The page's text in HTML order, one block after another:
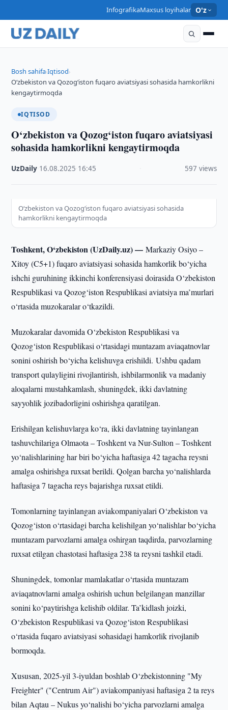
InfografikaMaxsus loyihalar O'z
Bosh sahifa›Iqtisod›
O‘zbekiston va Qozog‘iston fuqaro aviatsiyasi sohasida hamkorlikni
kengaytirmoqda
IQTISOD
O‘zbekiston va Qozog‘iston fuqaro aviatsiyasi
sohasida hamkorlikni kengaytirmoqda
UzDaily 16.08.2025 16:45 597 views
O‘zbekiston va Qozog‘iston fuqaro aviatsiyasi sohasida
hamkorlikni kengaytirmoqda
Toshkent, O‘zbekiston (UzDaily.uz) —Markaziy Osiyo –
Xitoy (C5+1) fuqaro aviatsiyasi sohasida hamkorlik bo‘yicha
ishchi guruhining ikkinchi konferensiyasi doirasida O‘zbekiston
Respublikasi va Qozog‘iston Respublikasi aviatsiya ma’murlari
o‘rtasida muzokaralar o‘tkazildi.
Muzokaralar davomida O‘zbekiston Respublikasi va
Qozog‘iston Respublikasi o‘rtasidagi muntazam aviaqatnovlar
sonini oshirish bo‘yicha kelishuvga erishildi. Ushbu qadam
transport qulayligini rivojlantirish, ishbilarmonlik va madaniy
aloqalarni mustahkamlash, shuningdek, ikki davlatning
sayyohlik jozibadorligini oshirishga qaratilgan.
Erishilgan kelishuvlarga ko‘ra, ikki davlatning tayinlangan
tashuvchilariga Olmaota – Toshkent va Nur-Sulton – Toshkent
yo‘nalishlarining har biri bo‘yicha haftasiga 42 tagacha reysni
amalga oshirishga ruxsat berildi. Qolgan barcha yo‘nalishlarda
haftasiga 7 tagacha reys bajarishga ruxsat etildi.
Tomonlarning tayinlangan aviakompaniyalari O‘zbekiston va
Qozog‘iston o‘rtasidagi barcha kelishilgan yo‘nalishlar bo‘yicha
muntazam parvozlarni amalga oshirgan taqdirda, parvozlarning
ruxsat etilgan chastotasi haftasiga 238 ta reysni tashkil etadi.
Shuningdek, tomonlar mamlakatlar o‘rtasida muntazam
aviaqatnovlarni amalga oshirish uchun belgilangan manzillar
sonini ko‘paytirishga kelishib oldilar. Ta’kidlash joizki,
O‘zbekiston Respublikasi va Qozog‘iston Respublikasi
o‘rtasida fuqaro aviatsiyasi sohasidagi hamkorlik rivojlanib
bormoqda.
Xususan, 2025-yil 3-iyuldan boshlab O‘zbekistonning "My
Freighter" ("Centrum Air") aviakompaniyasi haftasiga 2 ta reys
bilan Aqtau – Nukus yo‘nalishi bo‘yicha parvozlarni amalga